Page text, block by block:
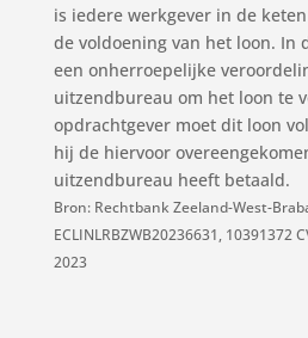
is iedere werkgever in de
de voldoening van het loon. In
een onherroepelijke
uitzendbureau om het loon te
opdrachtgever moet dit loon
hij de hiervoor
uitzendbureau heeft betaald.
Bron: Rechtbank Zeeland-West-
ECLINLRBZWB20236631, 10391372
2023